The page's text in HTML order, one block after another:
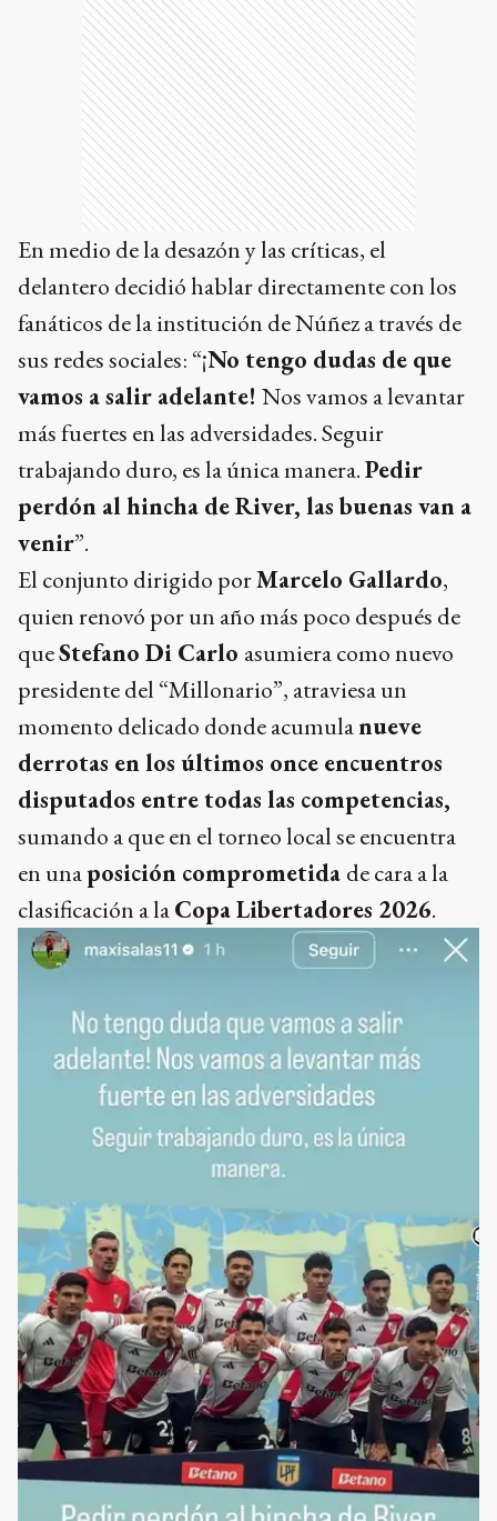
En medio de la desazón y las críticas, el
delantero decidió hablar directamente con los
fanáticos de la institución de Núñez a través de
sus redes sociales: “¡No tengo dudas de que
vamos a salir adelante! Nos vamos a levantar
más fuertes en las adversidades. Seguir
trabajando duro, es la única manera.Pedir
perdón al hincha de River, las buenas van a
venir”.
El conjunto dirigido porMarcelo Gallardo,
quien renovó por un año más poco después de
queStefano Di Carlo asumiera como nuevo
presidente del “Millonario”, atraviesa un
momento delicado donde acumulanueve
derrotas en los últimos once encuentros
disputados entre todas las competencias,
sumando a que en el torneo local se encuentra
en unaposición comprometida de cara a la
clasificación a laCopa Libertadores 2026.